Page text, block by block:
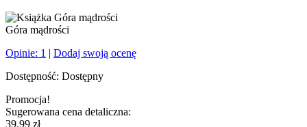
Góra mądrości
Opinie: 1 | Dodaj swoją ocenę
Dostępność: Dostępny
Promocja!
Sugerowana cena detaliczna:
39,99 zł